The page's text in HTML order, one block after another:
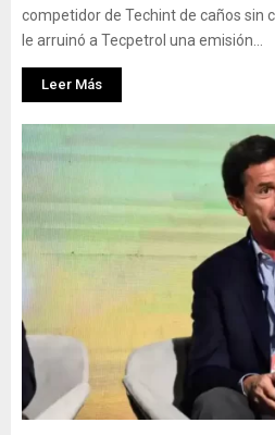
competidor de Techint de caños sin
le arruinó a Tecpetrol una emisión...
Leer Más